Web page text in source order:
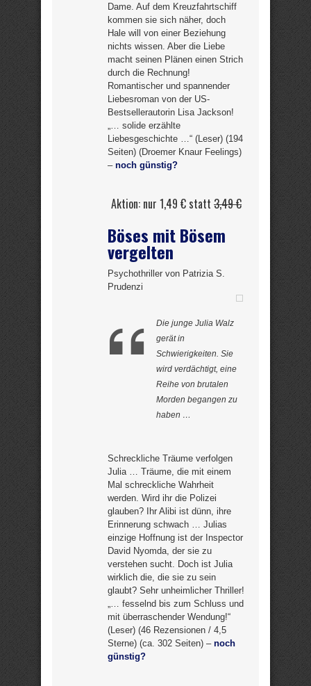
Dame. Auf dem Kreuzfahrtschiff
kommen sie sich näher, doch
Hale will von einer Beziehung
nichts wissen. Aber die Liebe
macht seinen Plänen einen Strich
durch die Rechnung!
Romantischer und spannender
Liebesroman von der US-
Bestsellerautorin Lisa Jackson!
„… solide erzählte
Liebesgeschichte …“ (Leser) (194
Seiten) (Droemer Knaur Feelings)
– noch günstig?
Aktion: nur 1,49 € statt 3,49 €
Böses mit Bösem
vergelten
Psychothriller von Patrizia S.
Prudenzi
Die junge Julia Walz
gerät in
Schwierigkeiten. Sie
wird verdächtigt, eine
Reihe von brutalen
Morden begangen zu
haben …
Schreckliche Träume verfolgen
Julia … Träume, die mit einem
Mal schreckliche Wahrheit
werden. Wird ihr die Polizei
glauben? Ihr Alibi ist dünn, ihre
Erinnerung schwach … Julias
einzige Hoffnung ist der Inspector
David Nyomda, der sie zu
verstehen sucht. Doch ist Julia
wirklich die, die sie zu sein
glaubt? Sehr unheimlicher Thriller!
„… fesselnd bis zum Schluss und
mit überraschender Wendung!“
(Leser) (46 Rezensionen / 4,5
Sterne) (ca. 302 Seiten) – noch
günstig?